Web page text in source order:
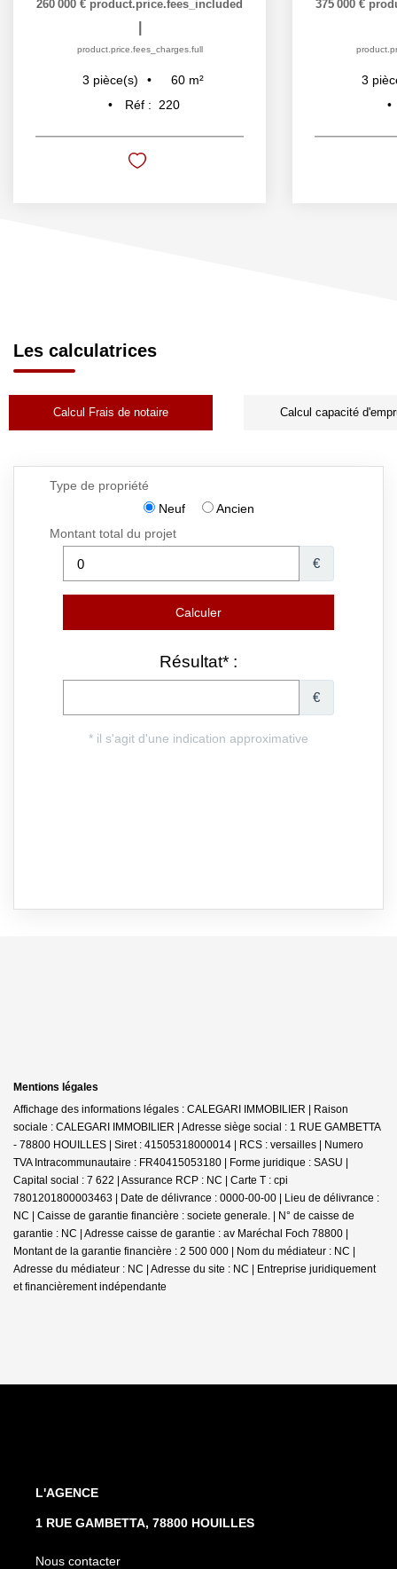
375 000 € product.price.fees_included
product.price.fees_charges.full
3pièce(s) 58
Réf :
196 000 €
Les calculatrices
Calcul Frais de notaire Calcul capacité
Mentions légales
Affichage des informations légales : CALEGARI IMMOBILIER | Raison
sociale : CALEGARI IMMOBILIER | Adresse siège social : 1 RUE GAMBETTA
- 78800 HOUILLES | Siret : 41505318000014 | RCS : versailles | Numero
TVA Intracommunautaire : FR40415053180 | Forme juridique : SASU |
Capital social : 7 622 | Assurance RCP : NC | Carte T : cpi
7801201800003463 | Date de délivrance : 0000-00-00 | Lieu de délivrance :
NC | Caisse de garantie financière : societe generale. | N° de caisse de
garantie : NC | Adresse caisse de garantie : av Maréchal Foch 78800 |
Montant de la garantie financière : 2 500 000 | Nom du médiateur : NC |
Adresse du médiateur : NC | Adresse du site : NC | Entreprise juridiquement
et financièrement indépendante
L'AGENCE
1 RUE GAMBETTA, 78800 HOUILLES
Nous contacter